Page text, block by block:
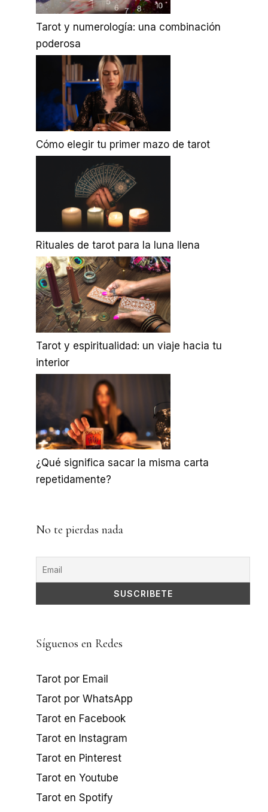
Tarot y numerología: una combinación
poderosa
Cómo elegir tu primer mazo de tarot
Rituales de tarot para la luna llena
Tarot y espiritualidad: un viaje hacia tu
interior
¿Qué significa sacar la misma carta
repetidamente?
No te pierdas nada
Síguenos en Redes
Tarot por Email
Tarot por WhatsApp
Tarot en Facebook
Tarot en Instagram
Tarot en Pinterest
Tarot en Youtube
Tarot en Spotify